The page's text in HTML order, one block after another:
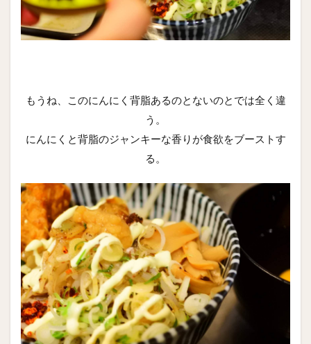
もうね、このにんにく背脂あるのとないのとでは全く違
う。
にんにくと背脂のジャンキーな香りが食欲をブーストす
る。